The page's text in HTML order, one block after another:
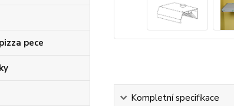
pece
Kompletní specifikace